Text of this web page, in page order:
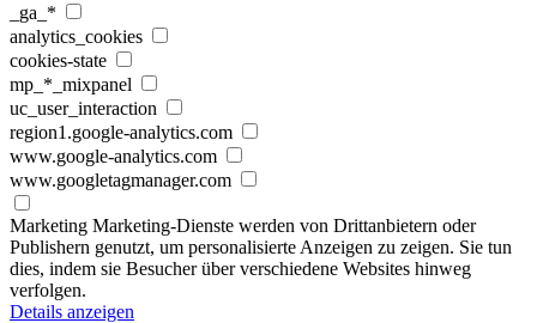
_ga_*
analytics_cookies
cookies-state
mp_*_mixpanel
uc_user_interaction
region1.google-analytics.com
www.google-analytics.com
www.googletagmanager.com
Marketing Marketing-Dienste werden von Drittanbietern oder
Publishern genutzt, um personalisierte Anzeigen zu zeigen. Sie tun
dies, indem sie Besucher über verschiedene Websites hinweg
verfolgen.
Details anzeigen